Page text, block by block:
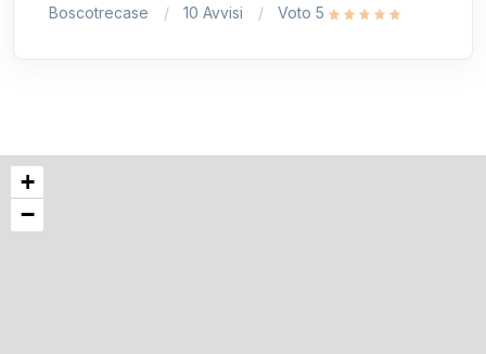
Boscotrecase 10 Avvisi Voto 5
+
−